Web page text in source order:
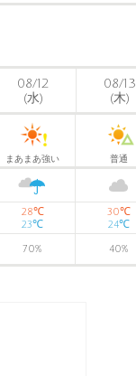
08/12
(水)
08/13
(木)
まあまあ強い 普通
28℃
23℃
30℃
24℃
70% 40%